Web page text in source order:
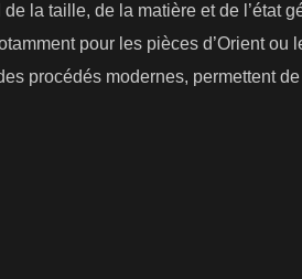
la taille, de la matière et de l’état
pour les pièces d’Orient ou
procédés modernes, permettent